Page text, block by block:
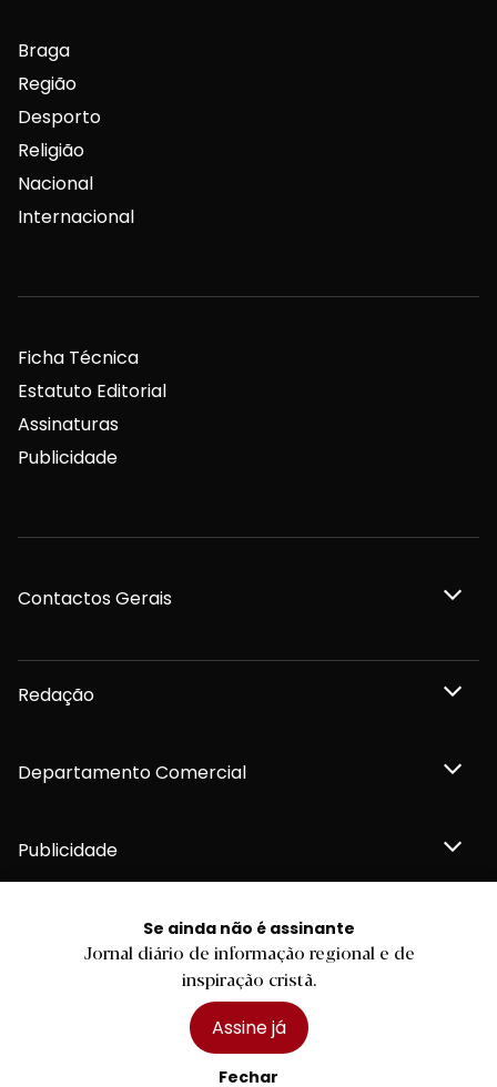
Se ainda não é assinante
Jornal diário de informação regional e de
inspiração cristã.
Assine já
Fechar
Braga
Região
Desporto
Religião
Nacional
Internacional
Ficha Técnica
Estatuto Editorial
Assinaturas
Publicidade
Contactos Gerais
Redação
Departamento Comercial
Publicidade
Privacidade e Cookies
Declaração de compromisso FSC®
Política de Confidencialidade
2026 Diário do Minho, Lda. © Todos os direitos reservados